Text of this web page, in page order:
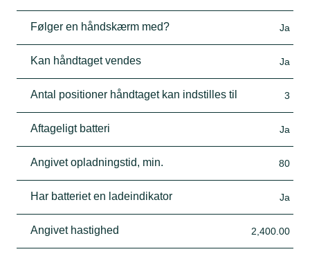
Følger en håndskærm med? Ja
Kan håndtaget vendes Ja
Antal positioner håndtaget kan indstilles til 3
Aftageligt batteri Ja
Angivet opladningstid, min. 80
Har batteriet en ladeindikator Ja
Angivet hastighed 2,400.00